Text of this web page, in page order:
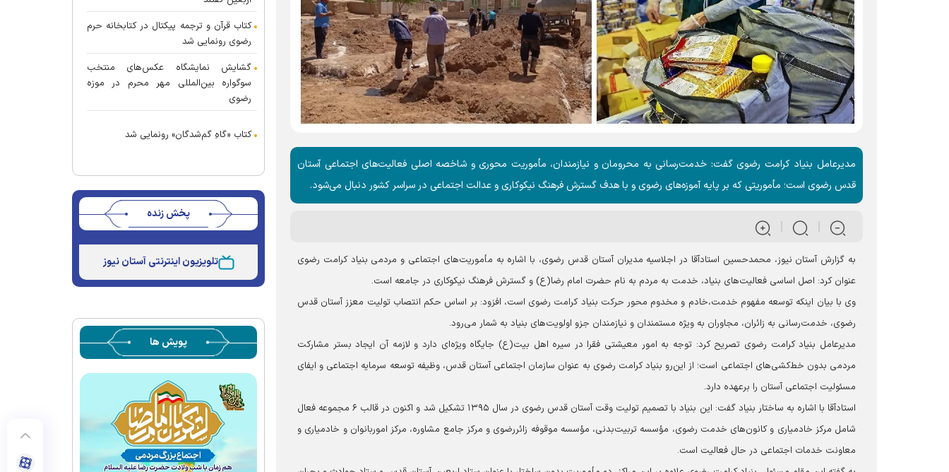
مدیرعامل بنیاد کرامت رضوی گفت: خدمت‌رسانی به محرومان و نیازمندان، مأموریت محوری و شاخصه اصلی فعالیت‌های اجتماعی آستان
قدس رضوی است؛ مأموریتی که بر پایه آموزه‌های رضوی و با هدف گسترش فرهنگ نیکوکاری و عدالت اجتماعی در سراسر کشور دنبال می‌شود.
به گزارش آستان نیوز، محمدحسین استادآقا در اجلاسیه مدیران آستان قدس رضوی، با اشاره به مأموریت‌های اجتماعی و مردمی بنیاد کرامت رضوی
عنوان کرد: اصل اساسی فعالیت‌های بنیاد، خدمت به مردم به نام حضرت امام رضا(ع) و گسترش فرهنگ نیکوکاری در جامعه است.
وی با بیان اینکه توسعه مفهوم خدمت،خادم و مخدوم محور حرکت بنیاد کرامت رضوی است، افزود: بر اساس حکم انتصاب تولیت معزز آستان قدس
رضوی، خدمت‌رسانی به زائران، مجاوران به ویژه مستمندان و نیازمندان جزو اولویت‌های بنیاد به شمار می‌رود.
مدیرعامل بنیاد کرامت رضوی تصریح کرد: توجه به امور معیشتی فقرا در سیره اهل بیت(ع) جایگاه ویژه‌ای دارد و لازمه آن ایجاد بستر مشارکت
مردمی بدون خط‌کشی‌های اجتماعی است؛ از این‌رو بنیاد کرامت رضوی به عنوان سازمان اجتماعی آستان قدس، وظیفه توسعه سرمایه اجتماعی و ایفای
مسئولیت اجتماعی آستان را برعهده دارد.
استادآقا با اشاره به ساختار بنیاد گفت: این بنیاد با تصمیم تولیت وقت آستان قدس رضوی در سال ۱۳۹۵ تشکیل شد و اکنون در قالب ۶ مجموعه فعال
شامل مرکز خادمیاری و کانون‌های خدمت رضوی، مؤسسه تربیت‌بدنی، مؤسسه موقوفه زائررضوی و مرکز جامع مشاوره، مرکز اموربانوان و خادمیاری و
معاونت خدمات اجتماعی در حال فعالیت است.
کتاب قرآن و ترجمه پیکتال در کتابخانه حرم
رضوی رونمایی شد
گشایش نمایشگاه عکس‌های منتخب
سوگواره بین‌المللی مهر محرم در موزه
رضوی
کتاب «گاهِ گم‌شدگان» رونمایی شد
پخش زنده
تلویزیون اینترنتی آستان نیوز
پویش ها